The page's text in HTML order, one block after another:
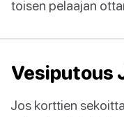
toisen pelaajan
Vesiputous
Jos korttien